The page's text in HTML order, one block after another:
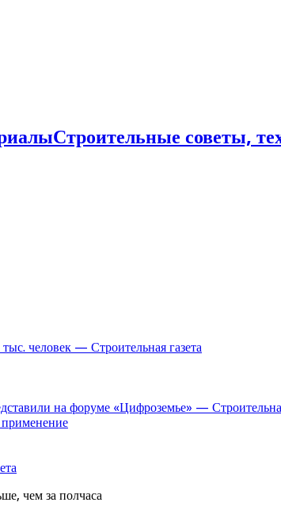
Строительные советы,
человек — Строительная газета
на форуме «Цифроземье» —
чем за полчаса